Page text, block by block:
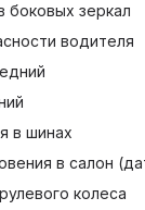
боковых зеркал
водителя
в шинах
в салон
колеса